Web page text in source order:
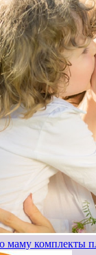
маму комплекты